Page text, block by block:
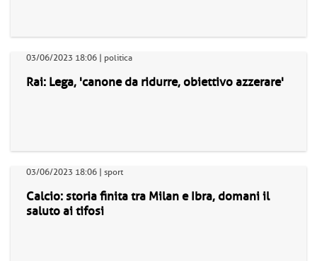
03/06/2023 18:06 | politica
Rai: Lega, 'canone da ridurre, obiettivo azzerare'
03/06/2023 18:06 | sport
Calcio: storia finita tra Milan e Ibra, domani il
saluto ai tifosi